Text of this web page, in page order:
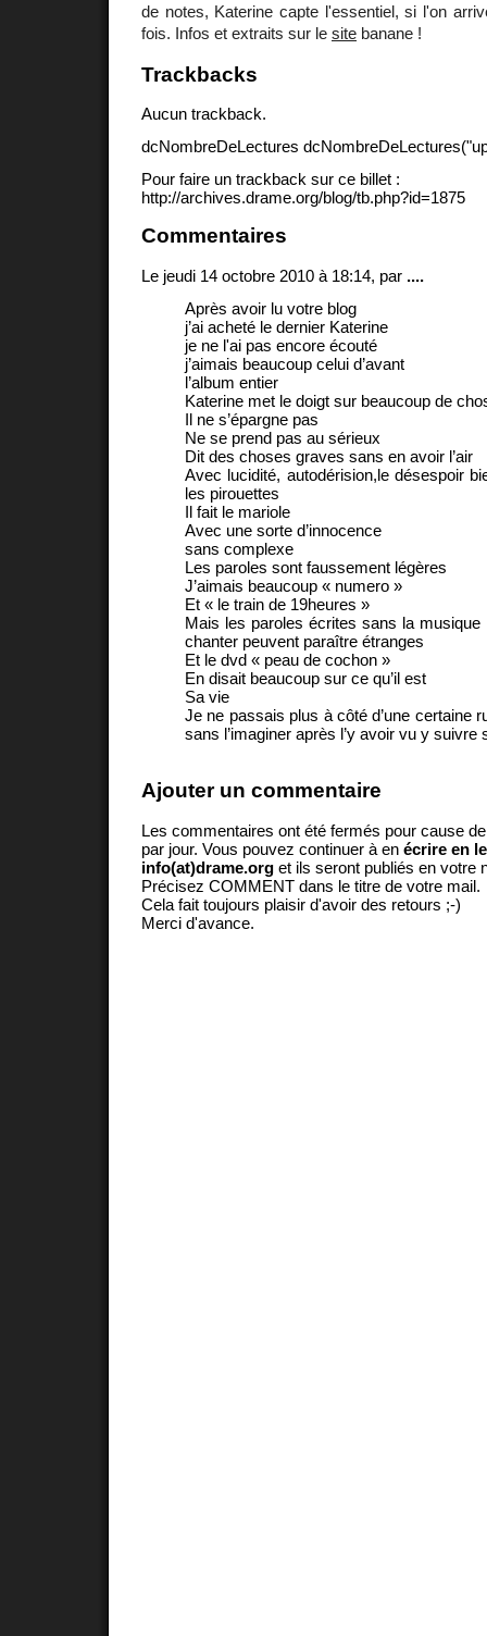
de notes, Katerine capte l'essentiel, si l'on
fois. Infos et extraits sur le site banane !
Trackbacks
Aucun trackback.
dcNombreDeLectures
Pour faire un trackback sur ce billet :
http://archives.drame.org/blog/tb.php?id=1875
Commentaires
Le jeudi 14 octobre 2010 à 18:14, par ....
Après avoir lu votre blog
j’ai acheté le dernier Katerine
je ne l'ai pas encore écouté
j’aimais beaucoup celui d’avant
l’album entier
Katerine met le doigt sur beaucoup de
Il ne s’épargne pas
Ne se prend pas au sérieux
Dit des choses graves sans en avoir l’air
Avec lucidité, autodérision,le désespoir
les pirouettes
Il fait le mariole
Avec une sorte d’innocence
sans complexe
Les paroles sont faussement légères
J’aimais beaucoup « numero »
Et « le train de 19heures »
Mais les paroles écrites sans la musique
chanter peuvent paraître étranges
Et le dvd « peau de cochon »
En disait beaucoup sur ce qu’il est
Sa vie
Je ne passais plus à côté d’une certaine
sans l’imaginer après l’y avoir vu y suivre
Ajouter un commentaire
Les commentaires ont été fermés pour cause
par jour. Vous pouvez continuer à en écrire en
info(at)drame.org et ils seront publiés en votre
Précisez COMMENT dans le titre de votre mail.
Cela fait toujours plaisir d'avoir des retours ;-)
Merci d'avance.